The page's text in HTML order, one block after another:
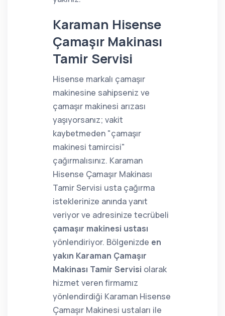
Karaman Hisense
Çamaşır Makinası
Tamir Servisi
Hisense markalı çamaşır
makinesine sahipseniz ve
çamaşır makinesi arızası
yaşıyorsanız; vakit
kaybetmeden "çamaşır
makinesi tamircisi"
çağırmalısınız. Karaman
Hisense Çamaşır Makinası
Tamir Servisi usta çağırma
isteklerinize anında yanıt
veriyor ve adresinize tecrübeli
çamaşır makinesi ustası
yönlendiriyor. Bölgenizde en
yakın Karaman Çamaşır
Makinası Tamir Servisi olarak
hizmet veren firmamız
yönlendirdiği Karaman Hisense
Çamaşır Makinesi ustaları ile